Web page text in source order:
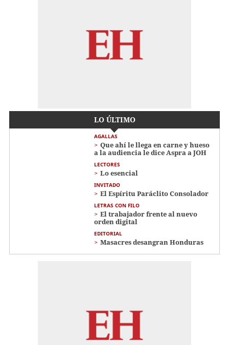
LO ÚLTIMO
AGALLAS
Que ahí le llega en carne y hueso
a la audiencia le dice Aspra a JOH
LECTORES
Lo esencial
INVITADO
El Espíritu Paráclito Consolador
LETRAS CON FILO
El trabajador frente al nuevo
orden digital
EDITORIAL
Masacres desangran Honduras